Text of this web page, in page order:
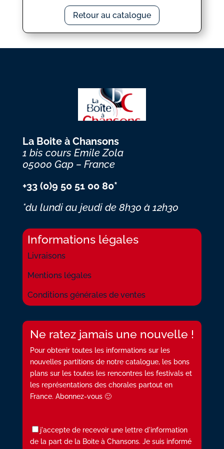
Retour au catalogue
La Boite à Chansons
1 bis cours Emile Zola
05000 Gap – France
+33 (0)9 50 51 00 80*
*du lundi au jeudi de 8h30 à 12h30
Informations légales
Livraisons
Mentions légales
Conditions générales de ventes
Ne ratez jamais une nouvelle !
Pour obtenir toutes les informations sur les
nouvelles partitions de notre catalogue, les bons
plans sur les toutes les rencontres les festivals et
les représentations des chorales partout en
France. Abonnez-vous 🙂
j'accepte de recevoir une lettre d'information
de la part de la Boite à Chansons. Je suis informé